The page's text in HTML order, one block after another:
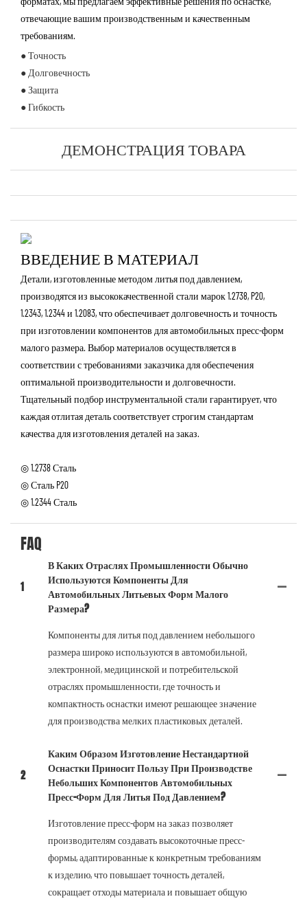
отвечающие вашим производственным и качественным
требованиям.
● Точность
● Долговечность
● Защита
● Гибкость
ДЕМОНСТРАЦИЯ ТОВАРА
ВВЕДЕНИЕ В МАТЕРИАЛ
Детали, изготовленные методом литья под давлением,
производятся из высококачественной стали марок 1.2738, P20,
1.2343, 1.2344 и 1.2083, что обеспечивает долговечность и точность
при изготовлении компонентов для автомобильных пресс-форм
малого размера. Выбор материалов осуществляется в
соответствии с требованиями заказчика для обеспечения
оптимальной производительности и долговечности.
Тщательный подбор инструментальной стали гарантирует, что
каждая отлитая деталь соответствует строгим стандартам
качества для изготовления деталей на заказ.
◎ 1.2738 Сталь
◎ Сталь P20
◎ 1.2344 Сталь
FAQ
1
В Каких Отраслях Промышленности Обычно
Используются Компоненты Для
Автомобильных Литьевых Форм Малого
Размера?
Компоненты для литья под давлением небольшого
размера широко используются в автомобильной,
электронной, медицинской и потребительской
отраслях промышленности, где точность и
компактность оснастки имеют решающее значение
для производства мелких пластиковых деталей.
2
Каким Образом Изготовление Нестандартной
Оснастки Приносит Пользу При Производстве
Небольших Компонентов Автомобильных
Пресс-Форм Для Литья Под Давлением?
Изготовление пресс-форм на заказ позволяет
производителям создавать высокоточные пресс-
формы, адаптированные к конкретным требованиям
к изделию, что повышает точность деталей,
сокращает отходы материала и повышает общую